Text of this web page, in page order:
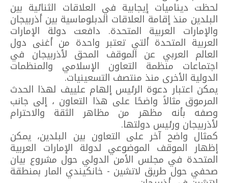
لحظت ديناميات إيجابية في العلاقات الثنائية بين
البلدين منذ إقامة العلاقات الدبلوماسية بين أذربيجان
والإمارات العربية المتحدة. دافعت دولة الإمارات
العربية المتحدة ألتي تعتبر واحدة من أغنى دول
العالم العربي عن الموقف المحق لأذربيجان في
اجتماعات منظمة التعاون الإسلامي والمنظمات
الدولية الأخرى منذ منتصف التسعينيات.
يمكن اعتبار دعوة الرئيس إلهام علييف لهذا الحدث
المرموق مثالاً واضحًا على هذا التعاون ، إلى جانب
وصفه بأنه مظهر من مظاهر الثقة والاحترام
لأذربيجان ورئيس دولتها.
كمثال واضح آخر على التعاون بين البلدين، يمكن
إظهار الموقف الموضوعي لدولة الإمارات العربية
المتحدة في مجلس الأمن الدولي حول مشروع بيان
صحفي حول طريق لاتشين - خانكيندي المار بمنطقة